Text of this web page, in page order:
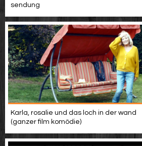
sendung
Karla, rosalie und das loch in der wand
(ganzer film komödie)